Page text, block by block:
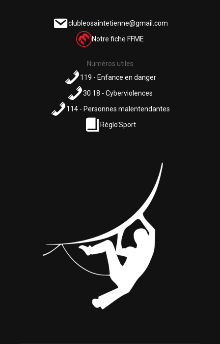
clubleosaintetienne@gmail.com
Notre fiche FFME
Numéros utiles
119 - Enfance en danger
30 18 - Cyberviolences
114 - Personnes malentendantes
Réglo'Sport